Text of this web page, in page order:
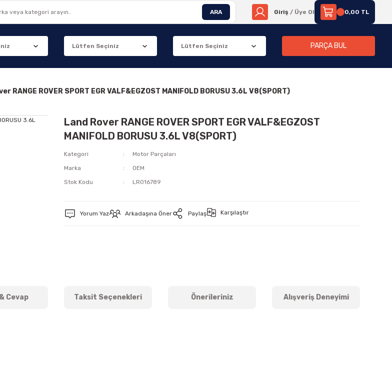
ARA Giriş / Üye Ol 0,00 TL
PARÇA BUL
RANGE ROVER SPORT EGR VALF&EGZOST MANIFOLD BORUSU 3.6L V8(SPORT)
Land Rover RANGE ROVER SPORT EGR VALF&EGZOST
MANIFOLD BORUSU 3.6L V8(SPORT)
Kategori
Motor Parçaları
Marka
OEM
Stok Kodu
LR016789
Yorum Yaz Arkadaşına Öner Paylaş Karşılaştır
Cevap Taksit Seçenekleri Önerileriniz Alışveriş Deneyimi